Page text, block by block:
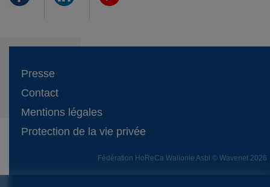
Presse
Contact
Mentions légales
Protection de la vie privée
Fédération HoReCa Wallonie Asbl © Wavenet 2026